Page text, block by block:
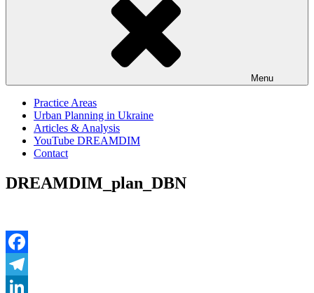
Menu
Practice Areas
Urban Planning in Ukraine
Articles & Analysis
YouTube DREAMDIM
Contact
DREAMDIM_plan_DBN
Facebook
Telegram